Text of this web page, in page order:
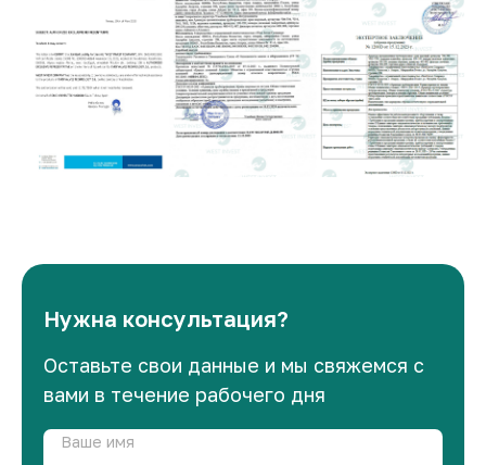
Нужна консультация?
Оставьте свои данные и мы свяжемся с
вами в течение рабочего дня
Ваше имя